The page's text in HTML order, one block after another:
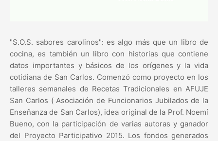
"S.O.S. sabores carolinos": es algo más que un libro de
cocina, es también un libro con historias que contiene
datos importantes y básicos de los orígenes y la vida
cotidiana de San Carlos. Comenzó como proyecto en los
talleres semanales de Recetas Tradicionales en AFUJE
San Carlos ( Asociación de Funcionarios Jubilados de la
Enseñanza de San Carlos), idea original de la Prof. Noemí
Bueno, con la participación de varias autoras y ganador
del Proyecto Participativo 2015. Los fondos generados